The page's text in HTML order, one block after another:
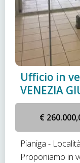
Ufficio in
VENEZIA
€
Pianiga -
Proponiamo in